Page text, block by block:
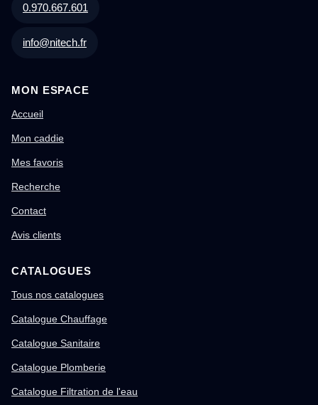
0.970.667.601
info@nitech.fr
MON ESPACE
Accueil
Mon caddie
Mes favoris
Recherche
Contact
Avis clients
CATALOGUES
Tous nos catalogues
Catalogue Chauffage
Catalogue Sanitaire
Catalogue Plomberie
Catalogue Filtration de l'eau